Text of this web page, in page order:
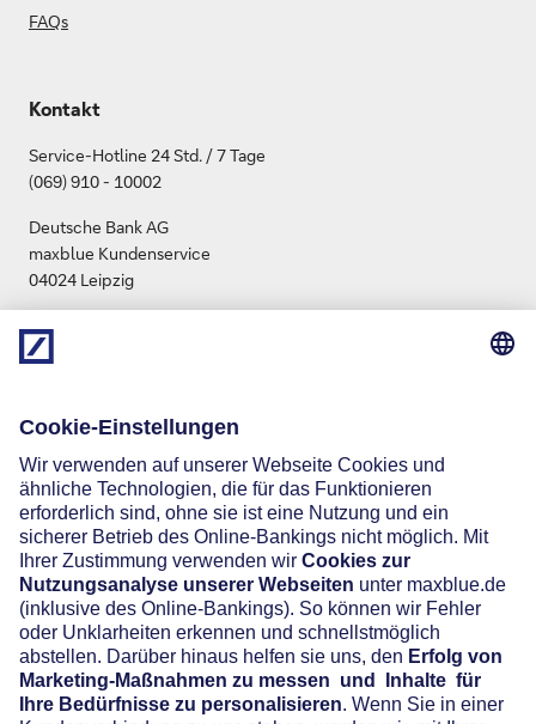
FAQs
Kontakt
Service-Hotline 24 Std. / 7 Tage
(069) 910 - 10002
Deutsche Bank AG
maxblue Kundenservice
04024 Leipzig
info.maxblue@db.com
Social Media
Widerruf
Vertrag widerrufen